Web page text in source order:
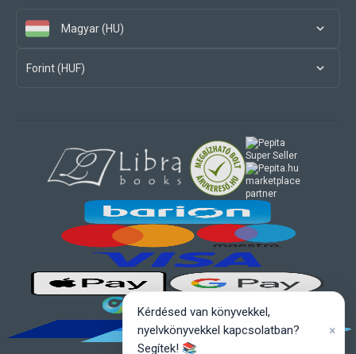
Magyar (HU)
Forint (HUF)
marketplace
partner
Kérdésed van könyvekkel,
nyelvkönyvekkel kapcsolatban?
Segítek! 📚
×